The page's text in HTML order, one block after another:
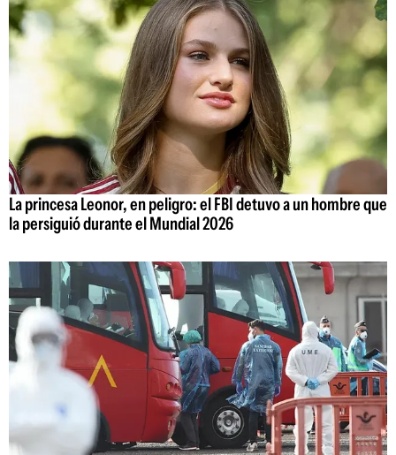
La princesa Leonor, en peligro: el FBI detuvo a un hombre que
la persiguió durante el Mundial 2026